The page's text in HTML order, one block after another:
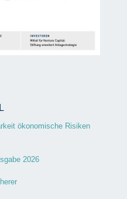
ökonomische Risiken
2026